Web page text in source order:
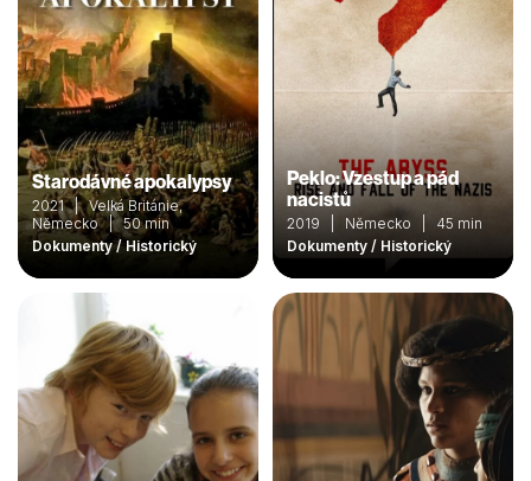
Starodávné apokalypsy
2021 | Velká Británie,
Německo | 50 min
Dokumenty / Historický
Peklo: Vzestup a pád
nacistů
2019 | Německo | 45 min
Dokumenty / Historický